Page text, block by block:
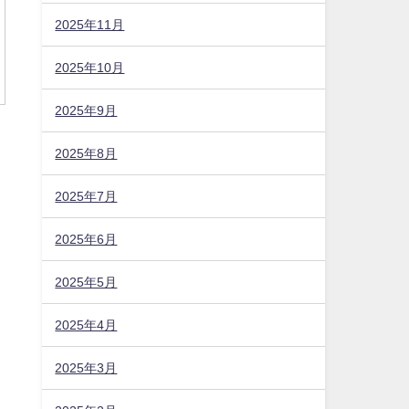
2025年11月
2025年10月
2025年9月
2025年8月
2025年7月
2025年6月
2025年5月
2025年4月
2025年3月